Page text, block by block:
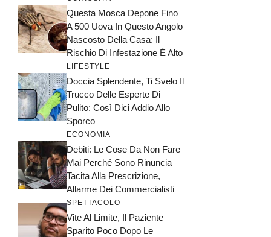
Questa Mosca Depone Fino
A 500 Uova In Questo Angolo
Nascosto Della Casa: Il
Rischio Di Infestazione È Alto
LIFESTYLE
Doccia Splendente, Ti Svelo Il
Trucco Delle Esperte Di
Pulito: Così Dici Addio Allo
Sporco
ECONOMIA
Debiti: Le Cose Da Non Fare
Mai Perché Sono Rinuncia
Tacita Alla Prescrizione,
Allarme Dei Commercialisti
SPETTACOLO
Vite Al Limite, Il Paziente
Sparito Poco Dopo Le